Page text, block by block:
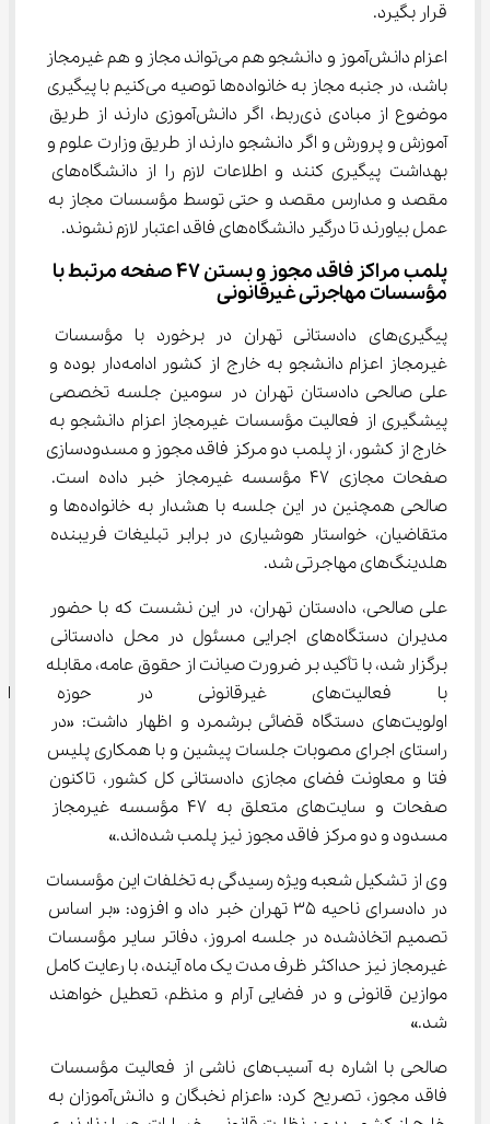
قرار بگیرد.
اعزام دانش‌آموز و دانشجو هم می‌تواند مجاز و هم غیرمجاز
باشد، در جنبه مجاز به خانواده‌ها توصیه می‌کنیم با پیگیری
موضوع از مبادی ذی‌ربط، اگر دانش‌آموزی دارند از طریق
آموزش و پرورش و اگر دانشجو دارند از طریق وزارت علوم و
بهداشت پیگیری کنند و اطلاعات لازم را از دانشگاه‌های
مقصد و مدارس مقصد و حتی توسط مؤسسات مجاز به
عمل بیاورند تا درگیر دانشگاه‌های فاقد اعتبار لازم نشوند.
پلمب مراکز فاقد مجوز و بستن ۴۷ صفحه مرتبط با
مؤسسات مهاجرتی غیرقانونی
پیگیری‌های دادستانی تهران در برخورد با مؤسسات
غیرمجاز اعزام دانشجو به خارج از کشور ادامه‌دار بوده و
علی صالحی دادستان تهران در سومین جلسه تخصصی
پیشگیری از فعالیت مؤسسات غیرمجاز اعزام دانشجو به
خارج از کشور، از پلمب دو مرکز فاقد مجوز و مسدودسازی
صفحات مجازی ۴۷ مؤسسه غیرمجاز خبر داده است.
صالحی همچنین در این جلسه با هشدار به خانواده‌ها و
متقاضیان، خواستار هوشیاری در برابر تبلیغات فریبنده
هلدینگ‌های مهاجرتی شد.
علی صالحی، دادستان تهران، در این نشست که با حضور
مدیران دستگاه‌های اجرایی مسئول در محل دادستانی
برگزار شد، با تأکید بر ضرورت صیانت از حقوق عامه، مقابله
با فعالیت‌های غیرقانونی در
اولویت‌های دستگاه قضائی برشمرد و اظهار داشت: «در
راستای اجرای مصوبات جلسات پیشین و با همکاری پلیس
فتا و معاونت فضای مجازی دادستانی کل کشور، تاکنون
صفحات و سایت‌های متعلق به ۴۷ مؤسسه غیرمجاز
مسدود و دو مرکز فاقد مجوز نیز پلمب شده‌اند.»
وی از تشکیل شعبه ویژه رسیدگی به تخلفات این مؤسسات
در دادسرای ناحیه ۳۵ تهران خبر داد و افزود: «بر اساس
تصمیم اتخاذشده در جلسه امروز، دفاتر سایر مؤسسات
غیرمجاز نیز حداکثر ظرف مدت یک ماه آینده، با رعایت کامل
موازین قانونی و در فضایی آرام و منظم، تعطیل خواهند
شد.»
صالحی با اشاره به آسیب‌های ناشی از فعالیت مؤسسات
فاقد مجوز، تصریح کرد: «اعزام نخبگان و دانش‌آموزان به